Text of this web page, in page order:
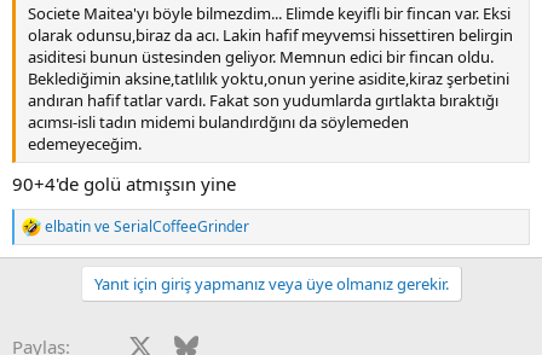
Societe Maitea'yı böyle bilmezdim... Elimde keyifli bir fincan var. Eksi
olarak odunsu,biraz da acı. Lakin hafif meyvemsi hissettiren belirgin
asiditesi bunun üstesinden geliyor. Memnun edici bir fincan oldu.
Beklediğimin aksine,tatlılık yoktu,onun yerine asidite,kiraz şerbetini
andıran hafif tatlar vardı. Fakat son yudumlarda gırtlakta bıraktığı
acımsı-isli tadın midemi bulandırdğını da söylemeden
edemeyeceğim.
90+4'de golü atmışsın yine
T
e
e
elbatinveSerialCoffeeGrinder
Yanıt için giriş yapmanız veya üye olmanız gerekir.
Paylaş: Facebook Bluesky